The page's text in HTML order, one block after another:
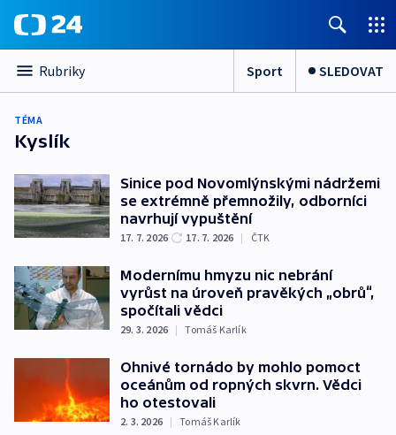
Rubriky Sport SLEDOVAT
TÉMA
Kyslík
Sinice pod Novomlýnskými nádržemi
se extrémně přemnožily, odborníci
navrhují vypuštění
17. 7. 2026 17. 7. 2026 | ČTK
Modernímu hmyzu nic nebrání
vyrůst na úroveň pravěkých „obrů“,
spočítali vědci
29. 3. 2026 | Tomáš Karlík
Ohnivé tornádo by mohlo pomoct
oceánům od ropných skvrn. Vědci
ho otestovali
2. 3. 2026 | Tomáš Karlík